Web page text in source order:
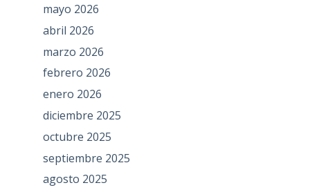
mayo 2026
abril 2026
marzo 2026
febrero 2026
enero 2026
diciembre 2025
octubre 2025
septiembre 2025
agosto 2025